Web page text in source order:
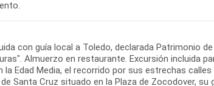
con guía local a Toledo, declarada Patrimonio
Almuerzo en restaurante. Excursión incluida
la Edad Media, el recorrido por sus estrechas
Santa Cruz situado en la Plaza de Zocodover,